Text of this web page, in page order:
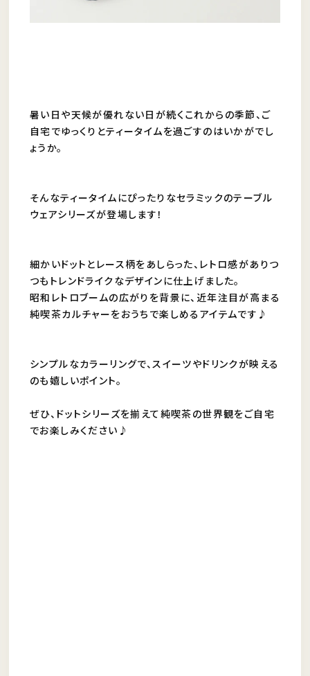
暑い日や天候が優れない日が続くこれからの季節、ご
自宅でゆっくりとティータイムを過ごすのはいかがでし
ょうか。
そんなティータイムにぴったりなセラミックのテーブル
ウェアシリーズが登場します！
細かいドットとレース柄をあしらった、レトロ感がありつ
つもトレンドライクなデザインに仕上げました。
昭和レトロブームの広がりを背景に、近年注目が高まる
純喫茶カルチャーをおうちで楽しめるアイテムです♪
シンプルなカラーリングで、スイーツやドリンクが映える
のも嬉しいポイント。
ぜひ、ドットシリーズを揃えて純喫茶の世界観をご自宅
でお楽しみください♪